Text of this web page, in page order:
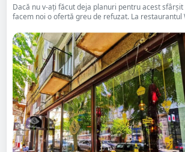
Dacă nu v-ați făcut deja planuri pentru acest
facem noi o ofertă greu de refuzat. La restaurantul